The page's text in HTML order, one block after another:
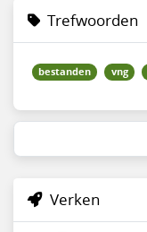
Trefwoorden
bestanden vng
Verken